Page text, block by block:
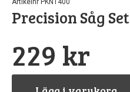
Artikelnr PKN1400
Precision Såg Set
229 kr